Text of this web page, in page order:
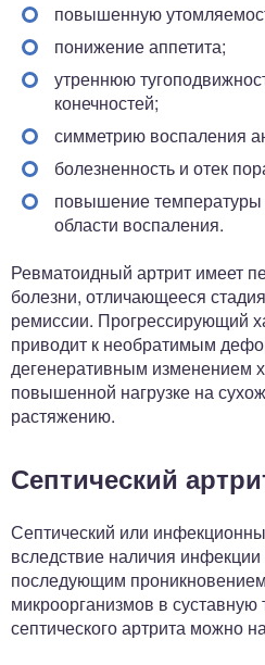
повышенную
понижение аппетита;
утреннюю
конечностей;
симметрию воспаления
болезненность и отек
повышение
области воспаления.
Ревматоидный артрит имеет
болезни, отличающееся
ремиссии. Прогрессирующий
приводит к необратимым
дегенеративным изменением
повышенной нагрузке на
растяжению.
Септический
Септический или
вследствие наличия
последующим
микроорганизмов в
септического артрита можно